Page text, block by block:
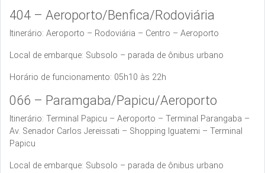
404 – Aeroporto/Benfica/Rodoviária
Itinerário: Aeroporto – Rodoviária – Centro – Aeroporto
Local de embarque: Subsolo – parada de ônibus urbano
Horário de funcionamento: 05h10 às 22h
066 – Paramgaba/Papicu/Aeroporto
Itinerário: Terminal Papicu – Aeroporto – Terminal Parangaba –
Av. Senador Carlos Jereissati – Shopping Iguatemi – Terminal
Papicu
Local de embarque: Subsolo – parada de ônibus urbano